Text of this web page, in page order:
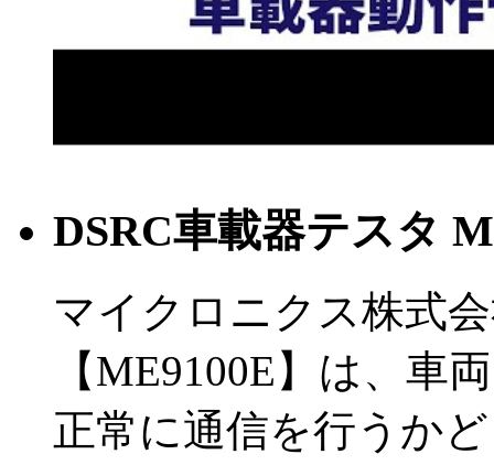
DSRC車載器テスタ
マイクロニクス株式
【ME9100E】は、車
正常に通信を行うか